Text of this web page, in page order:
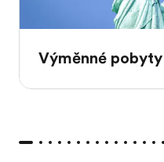
Výměnné pobyty